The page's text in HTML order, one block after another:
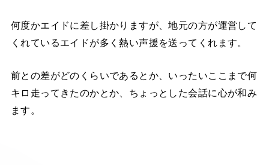
何度かエイドに差し掛かりますが、地元の方が運営して
くれているエイドが多く熱い声援を送ってくれます。
前との差がどのくらいであるとか、いったいここまで何
キロ走ってきたのかとか、ちょっとした会話に心が和み
ます。